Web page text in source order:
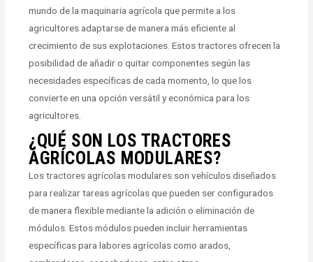
mundo de la maquinaria agrícola que permite a los
agricultores adaptarse de manera más eficiente al
crecimiento de sus explotaciones. Estos tractores ofrecen la
posibilidad de añadir o quitar componentes según las
necesidades específicas de cada momento, lo que los
convierte en una opción versátil y económica para los
agricultores.
¿QUÉ SON LOS TRACTORES
AGRÍCOLAS MODULARES?
Los tractores agrícolas modulares son vehículos diseñados
para realizar tareas agrícolas que pueden ser configurados
de manera flexible mediante la adición o eliminación de
módulos. Estos módulos pueden incluir herramientas
específicas para labores agrícolas como arados,